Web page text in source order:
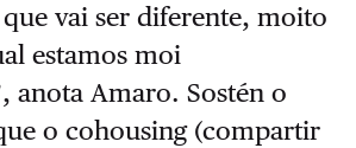
que vai ser diferente, moito
estamos moi
anota Amaro. Sostén o
o cohousing (compartir